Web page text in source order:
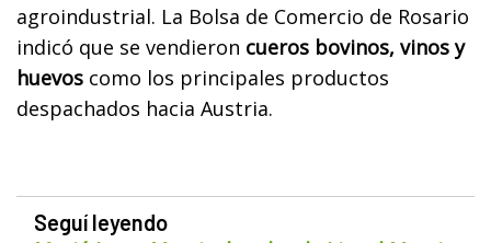
agroindustrial. La Bolsa de Comercio de Rosario
indicó que se vendieron cueros bovinos, vinos y
huevos como los principales productos
despachados hacia Austria.
Seguí leyendo